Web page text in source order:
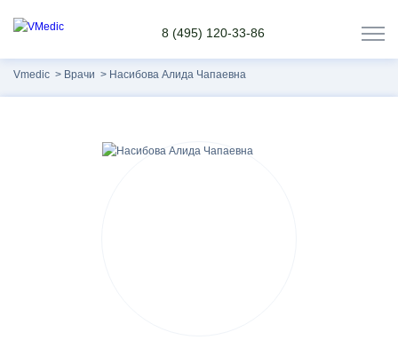
8 (495) 120-33-86
Vmedic Врачи Насибова Алида Чапаевна